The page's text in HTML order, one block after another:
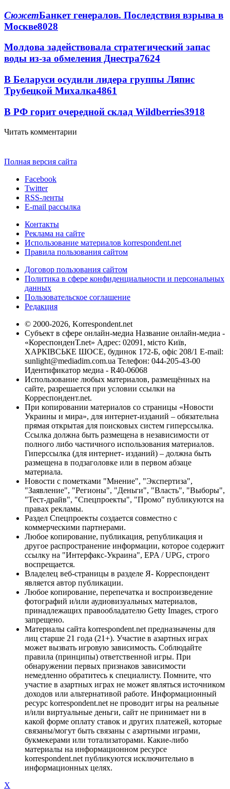
СюжетБанкет генералов. Последствия взрыва в
Москве8028
Молдова задействовала стратегический запас
воды из-за обмеления Днестра7624
В Беларуси осудили лидера группы Ляпис
Трубецкой Михалка4861
В РФ горит очередной склад Wildberries3918
Читать комментарии
Полная версия сайта
Facebook
Twitter
RSS-ленты
E-mail рассылка
Контакты
Реклама на сайте
Использование материалов korrespondent.net
Правила пользования сайтом
Договор пользования сайтом
Политика в сфере конфиденциальности и персональных
данных
Пользовательское соглашение
Редакция
© 2000-2026, Korrespondent.net
Субъект в сфере онлайн-медиа Название онлайн-медиа -
«КореспонденТ.net» Адрес: 02091, місто Київ,
ХАРКІВСЬКЕ ШОСЕ, будинок 172-Б, офіс 208/1 E-mail:
sunlight@mediadim.com.ua Телефон: 044-205-43-00
Идентификатор медиа - R40-06068
Использование любых материалов, размещённых на
сайте, разрешается при условии ссылки на
Корреспондент.net.
При копировании материалов со страницы «Новости
Украины и мира», для интернет-изданий – обязательна
прямая открытая для поисковых систем гиперссылка.
Ссылка должна быть размещена в независимости от
полного либо частичного использования материалов.
Гиперссылка (для интернет- изданий) – должна быть
размещена в подзаголовке или в первом абзаце
материала.
Новости с пометками "Мнение", "Экспертиза",
"Заявление", "Регионы", "Деньги", "Власть", "Выборы",
"Тест-драйв", "Спецпроекты", "Промо" публикуются на
правах рекламы.
Раздел Спецпроекты создается совместно с
коммерческими партнерами.
Любое копирование, публикация, републикация и
другое распространение информации, которое содержит
ссылку на "Интерфакс-Украина", EPA / UPG, строго
воспрещается.
Владелец веб-страницы в разделе Я- Корреспондент
является автор публикации.
Любое копирование, перепечатка и воспроизведение
фотографий и/или аудиовизуальных материалов,
принадлежащих правообладателю Getty Images, строго
запрещено.
Материалы сайта korrespondent.net предназначены для
лиц старше 21 года (21+). Участие в азартных играх
может вызвать игровую зависимость. Соблюдайте
правила (принципы) ответственной игры. При
обнаружении первых признаков зависимости
немедленно обратитесь к специалисту. Помните, что
участие в азартных играх не может являться источником
доходов или альтернативой работе. Информационный
ресурс korrespondent.net не проводит игры на реальные
и/или виртуальные деньги, сайт не принимает ни в
какой форме оплату ставок и других платежей, которые
связаны/могут быть связаны с азартными играми,
букмекерами или тотализаторами. Какие-либо
материалы на информационном ресурсе
korrespondent.net публикуются исключительно в
информационных целях.
X